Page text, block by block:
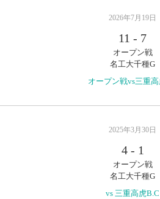
2026年7月19日
11 - 7
オープン戦
名工大千種G
オープン戦vs三重
2025年3月30日
4- 1
オープン戦
名工大千種G
vs 三重高虎B.C